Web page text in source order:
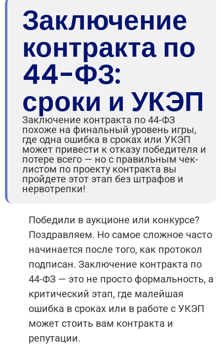
Заключение
контракта по
44-ФЗ:
сроки и УКЭП
Заключение контракта по 44-ФЗ
похоже на финальный уровень игры,
где одна ошибка в сроках или УКЭП
может привести к отказу победителя и
потере всего — но с правильным чек-
листом по проекту контракта вы
пройдете этот этап без штрафов и
нервотрепки!
Победили в аукционе или конкурсе?
Поздравляем. Но самое сложное часто
начинается после того, как протокол
подписан. Заключение контракта по
44-ФЗ — это не просто формальность, а
критический этап, где малейшая
ошибка в сроках или в работе с УКЭП
может стоить вам контракта и
репутации.